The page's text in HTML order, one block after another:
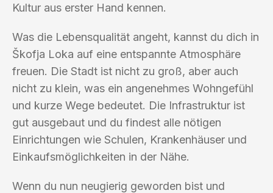
Kultur aus erster Hand kennen.
Was die Lebensqualität angeht, kannst du dich in
Škofja Loka auf eine entspannte Atmosphäre
freuen. Die Stadt ist nicht zu groß, aber auch
nicht zu klein, was ein angenehmes Wohngefühl
und kurze Wege bedeutet. Die Infrastruktur ist
gut ausgebaut und du findest alle nötigen
Einrichtungen wie Schulen, Krankenhäuser und
Einkaufsmöglichkeiten in der Nähe.
Wenn du nun neugierig geworden bist und